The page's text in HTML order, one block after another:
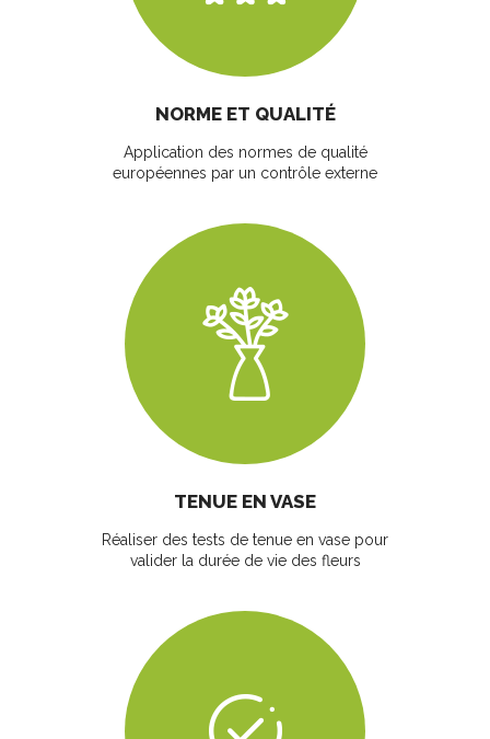
NORME ET QUALITÉ
Application des normes de qualité
européennes par un contrôle externe
TENUE EN VASE
Réaliser des tests de tenue en vase pour
valider la durée de vie des fleurs